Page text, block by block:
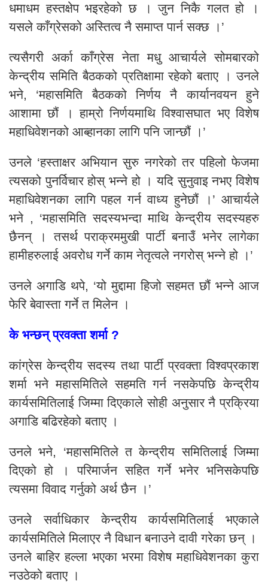
धमाधम हस्तक्षेप भइरहेको छ । जुन निकै गलत हो ।
यसले काँग्रेसको अस्तित्व नै समाप्त पार्न सक्छ ।’
त्यसैगरी अर्का काँग्रेस नेता मधु आचार्यले सोमबारको
केन्द्रीय समिति बैठकको प्रतिक्षामा रहेको बताए । उनले
भने, ‘महासमिति बैठकको निर्णय नै कार्यानवयन हुने
आशामा छौं । हाम्रो निर्णयमाथि विश्वासघात भए विशेष
महाधिवेशनको आब्हानका लागि पनि जान्छौं ।’
उनले ‘हस्ताक्षर अभियान सुरु नगरेको तर पहिलो फेजमा
त्यसको पुनर्विचार होस् भन्ने हो । यदि सुनुवाइ नभए विशेष
महाधिवेशनका लागि पहल गर्न वाध्य हुनेछौं ।’ आचार्यले
भने , ‘महासमिति सदस्यभन्दा माथि केन्द्रीय सदस्यहरु
छैनन् । तसर्थ पराक्रममुखी पार्टी बनाउँ भनेर लागेका
हामीहरुलाई अवरोध गर्ने काम नेतृत्वले नगरोस् भन्ने हो ।’
उनले अगाडि थपे, ‘यो मुद्दामा हिजो सहमत छौं भन्ने आज
फेरि बेवास्ता गर्ने त मिलेन ।
के भन्छन् प्रवक्ता शर्मा ?
कांग्रेस केन्द्रीय सदस्य तथा पार्टी प्रवक्ता विश्वप्रकाश
शर्मा भने महासमितिले सहमति गर्न नसकेपछि केन्द्रीय
कार्यसमितिलाई जिम्मा दिएकाले सोही अनुसार नै प्रक्रिया
अगाडि बढिरहेको बताए ।
उनले भने, ‘महासमितिले त केन्द्रीय समितिलाई जिम्मा
दिएको हो । परिमार्जन सहित गर्ने भनेर भनिसकेपछि
त्यसमा विवाद गर्नुको अर्थ छैन ।’
उनले सर्वाधिकार केन्द्रीय कार्यसमितिलाई भएकाले
कार्यसमितिले मिलाएर नै विधान बनाउने दावी गरेका छन् ।
उनले बाहिर हल्ला भएका भरमा विशेष महाधिवेशनका कुरा
नउठेको बताए ।